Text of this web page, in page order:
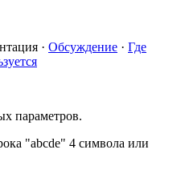
· Обсуждение · Где
параметров.
"abcde" 4 символа или